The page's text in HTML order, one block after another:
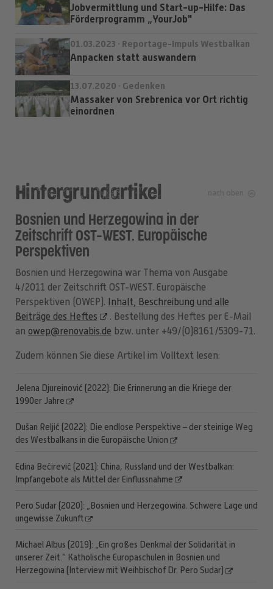
Jobvermittlung und Start-up-Hilfe: Das
Förderprogramm „YourJob"
01.03.2023 · Reportage-Impuls Westbalkan
Anpacken statt auswandern
13.07.2020 · Gedenken
Massaker von Srebrenica vor Ort richtig
einordnen
Hintergrundartikel
Bosnien und Herzegowina in der
Zeitschrift OST-WEST. Europäische
Perspektiven
Bosnien und Herzegowina war Thema von Ausgabe
4/2011 der Zeitschrift OST-WEST. Europäische
Perspektiven (OWEP).
Inhalt, Beschreibung und alle
Beiträge des Heftes
. Bestellung des Heftes per E-Mail
an owep@renovabis.de bzw. unter +49/(0)8161/5309-71.
Zudem können Sie diese Artikel im Volltext lesen:
Jelena Djureinović (2022): Die Erinnerung an die Kriege der
1990er Jahre
Dušan Reljić (2022): Die endlose Perspektive – der steinige Weg
des Westbalkans in die Europäische Union
Edina Bećirević (2021): China, Russland und der Westbalkan:
Impfangebote als Mittel der Einflussnahme
Pero Sudar (2020): „Bosnien und Herzegowina. Schwere Lage und
ungewisse Zukunft
Michael Albus (2019): „Ein großes Denkmal der Solidarität in
unserer Zeit.“ Katholische Europaschulen in Bosnien und
Herzegowina (Interview mit Weihbischof Dr. Pero Sudar)